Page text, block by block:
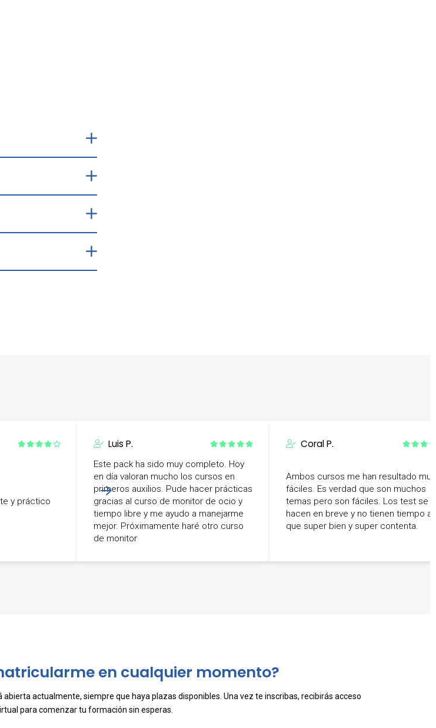
y práctico
Luis P.
Este pack ha sido muy completo. Hoy
en día valoran mucho los cursos en
primeros auxilios. Pude hacer prácticas
gracias al curso de monitor de ocio y
tiempo libre y me ayudo a manejarme
mejor. Próximamente haré otro curso
de monitor
Coral P.
Ambos cursos me han resultado muy
fáciles. Es verdad que son muchos
temas pero son fáciles. Los test se
hacen en breve y no tienen tiempo
que super bien y super contenta.
en cualquier momento?
abierta actualmente, siempre que haya plazas disponibles. Una vez te inscribas, recibirás acceso
para comenzar tu formación sin esperas.